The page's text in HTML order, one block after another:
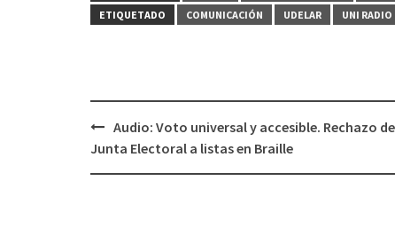
ETIQUETADO
COMUNICACIÓN UDELAR UNI RADIO
Navegación
Audio: Voto universal y accesible. Rechazo
Junta Electoral a listas en Braille